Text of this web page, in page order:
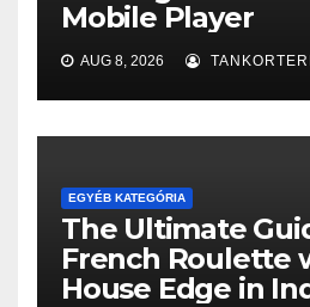
Mobile Player
AUG 8, 2026
EGYÉB KATEGÓRIA
The Ultimate
French Roulette
House Edge in